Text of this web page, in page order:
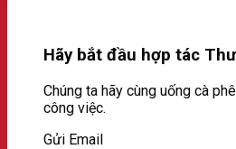
Hãy bắt đầu hợp tác
Chúng ta hãy cùng uống cà
công việc.
Gửi Email